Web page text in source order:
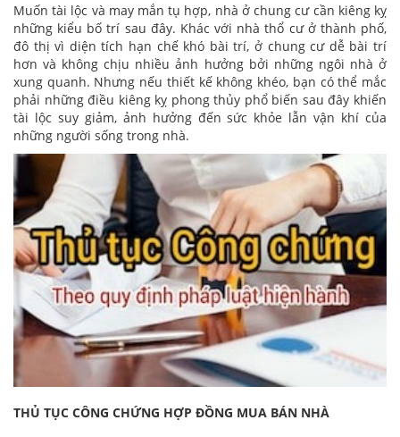
Muốn tài lộc và may mắn tụ hợp, nhà ở chung cư cần kiêng kỵ
những kiểu bố trí sau đây. Khác với nhà thổ cư ở thành phố,
đô thị vì diện tích hạn chế khó bài trí, ở chung cư dễ bài trí
hơn và không chịu nhiều ảnh hưởng bởi những ngôi nhà ở
xung quanh. Nhưng nếu thiết kế không khéo, bạn có thể mắc
phải những điều kiêng kỵ phong thủy phổ biến sau đây khiến
tài lộc suy giảm, ảnh hưởng đến sức khỏe lẫn vận khí của
những người sống trong nhà.
THỦ TỤC CÔNG CHỨNG HỢP ĐỒNG MUA BÁN NHÀ